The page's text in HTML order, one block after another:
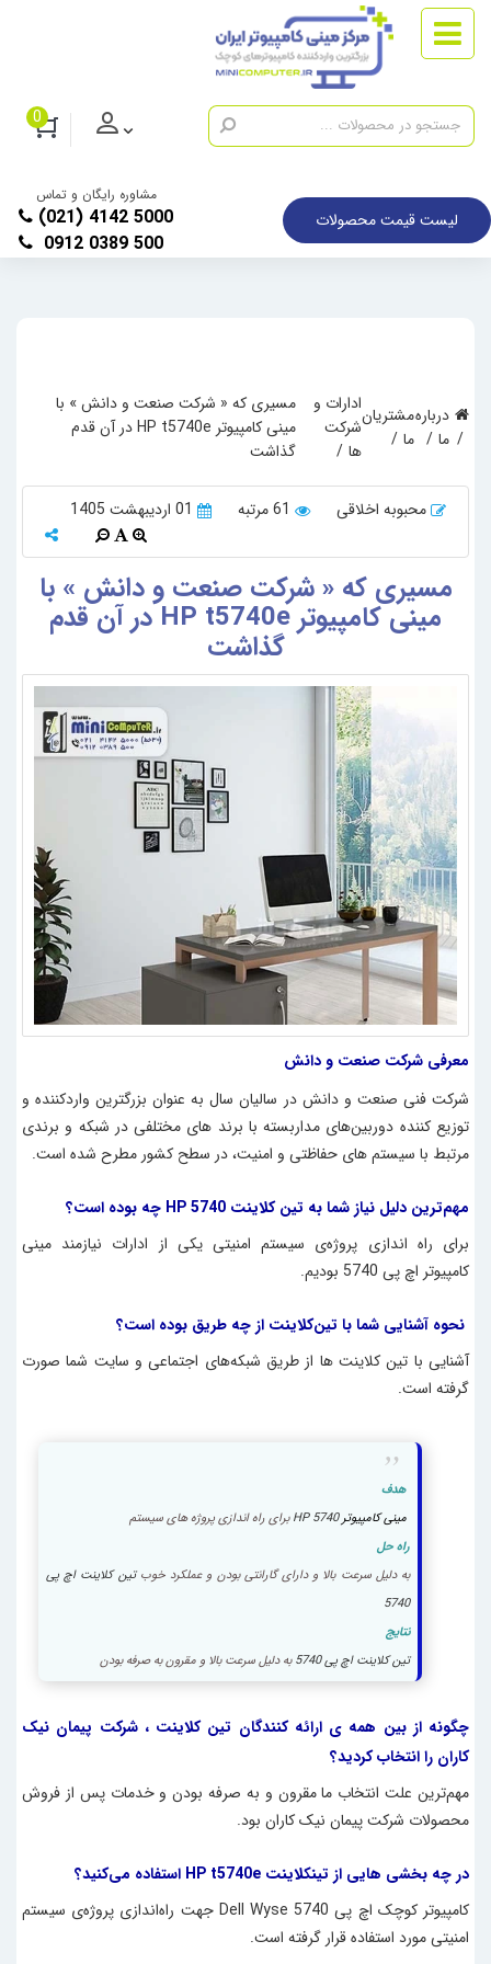
0
لیست قیمت محصولات
مشاوره رایگان و تماس
(021) 4142 5000
0912 0389 500
درباره
ما
مشتریان
ما
ادارات و
شرکت
ها
مسیری که « شرکت صنعت و دانش » با
مینی کامپیوتر HP t5740e در آن قدم
گذاشت
محبوبه اخلاقی 61 مرتبه 01 اردیبهشت 1405
مسیری که « شرکت صنعت و دانش » با
مینی کامپیوتر HP t5740e در آن قدم
گذاشت
معرفی شرکت صنعت و دانش
شرکت فنی صنعت و دانش در سالیان سال به عنوان بزرگترین وارد‌کننده و
توزیع ‌کننده دوربین‌های مدار‌بسته با برند های مختلفی در شبکه و برندی
مرتبط با سیستم های حفاظتی و امنیت، در سطح کشور مطرح شده است.
مهم‌ترین دلیل نیاز شما به تین کلاینت HP 5740
چه بوده است؟
برای راه‌ اندازی پروژه‌ی سیستم امنیتی یکی از ادارات نیازمند مینی
کامپیوتر اچ پی 5740 بودیم.
نحوه آشنایی شما با تین‌کلاینت از چه طریق بوده است؟
آشنایی با تین کلاینت ها از طریق شبکه‌های اجتماعی و سایت شما صورت
گرفته است.
هدف
مینی کامپیوترHP 5740 برایراه اندازی پروژه های سیستم
راه حل
به دلیل سرعت بالا و دارای گارانتی بودن و عملکرد خوبتین کلاینت اچ پی
5740
نتایج
تین کلاینت اچ پی 5740
به دلیل سرعت بالا و مقرون به صرفه بودن
چگونه از بین همه ی ارائه کنندگان تین کلاینت ، شرکت پیمان نیک
کاران را انتخاب کردید؟
مهم‌ترین علت انتخاب ما مقرون و به صرفه بودن و خدمات پس از فروش
محصولات شرکت پیمان نیک کاران بود.
در چه بخشی هایی از تینکلاینت HP t5740e
استفاده می‌کنید؟
کامپیوتر کوچک اچ پی Dell Wyse 5740
جهت راه‌اندازی پروژه‌ی سیستم
امنیتی مورد استفاده قرار گرفته است.